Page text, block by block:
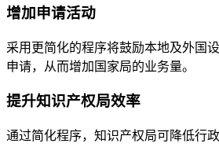
增加申请活动
采用更简化的程序将鼓励本地及外国
申请，从而增加国家局的业务量。
提升知识产权局效率
通过简化程序，知识产权局可降低行